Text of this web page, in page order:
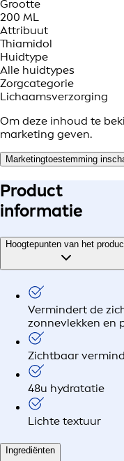
Grootte
200 ML
Attribuut
Thiamidol
Huidtype
Alle huidtypes
Zorgcategorie
Lichaamsverzorging
Om deze inhoud te
marketing geven.
Marketingtoestemming
Product
informatie
Hoogtepunten van het
Vermindert de
zonnevlekken en
Zichtbaar
48u hydratatie
Lichte textuur
Ingrediënten